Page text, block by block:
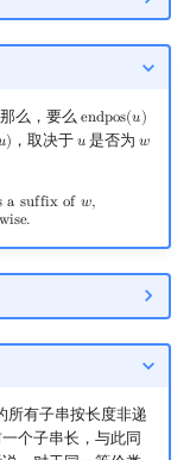
么，要么 endpos(𝑢)
endpos(u)
)
u) ，取决于𝑢
u 是否为𝑤
w
a suffix of 𝑤,
ise.
(w)∩ endpos
所有子串按长度非递
个子串长，与此同